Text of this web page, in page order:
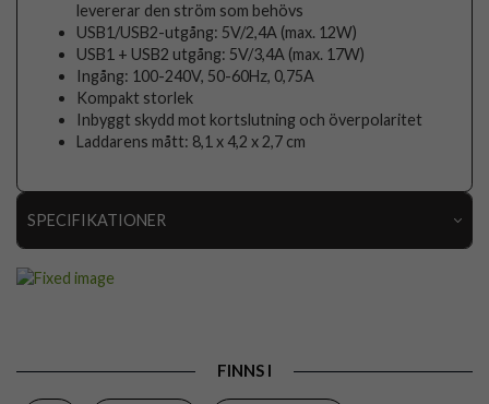
levererar den ström som behövs
USB1/USB2-utgång: 5V/2,4A (max. 12W)
USB1 + USB2 utgång: 5V/3,4A (max. 17W)
Ingång: 100-240V, 50-60Hz, 0,75A
Kompakt storlek
Inbyggt skydd mot kortslutning och överpolaritet
Laddarens mått: 8,1 x 4,2 x 2,7 cm
SPECIFIKATIONER
FINNS I